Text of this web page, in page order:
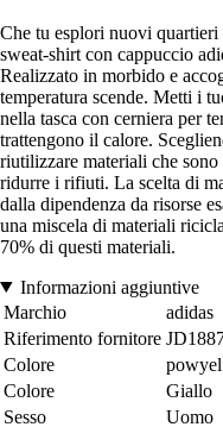
Che tu esplori nuovi
sweat-shirt con cappuccio
Realizzato in morbido e
temperatura scende. Metti i
nella tasca con cerniera per
trattengono il calore.
riutilizzare materiali che
ridurre i rifiuti. La scelta di
dalla dipendenza da risorse
una miscela di materiali
70% di questi materiali.
Informazioni aggiuntive
Marchio
adidas
Riferimento fornitore
Colore
powyel
Colore
Giallo
Sesso
Uomo